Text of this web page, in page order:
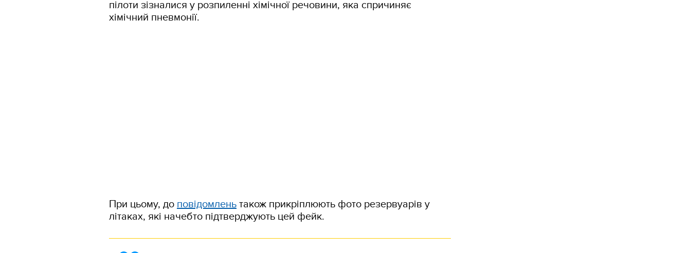
пілоти зізналися у розпиленні хімічної речовини, яка спричиняє
хімічний пневмонії.
При цьому, до повідомлень також прикріплюють фото резервуарів у
літаках, які начебто підтверджують цей фейк.